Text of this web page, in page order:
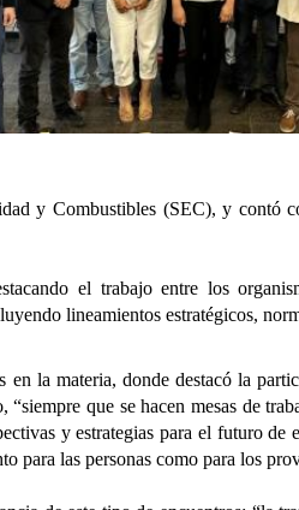
y Combustibles (SEC), y contó
el trabajo entre los
lineamientos estratégicos,
la materia, donde destacó la
que se hacen mesas de
y estrategias para el futuro de
para las personas como para los